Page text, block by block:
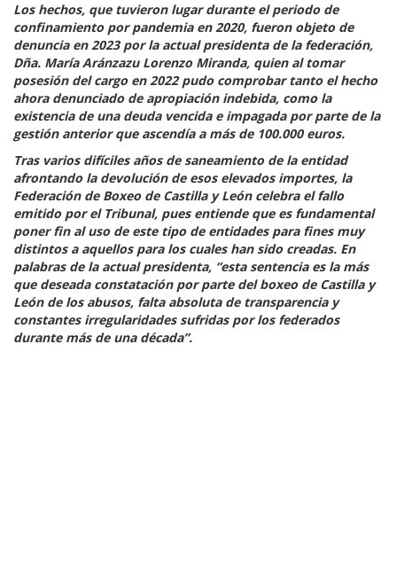
Los hechos, que tuvieron lugar durante el periodo de
confinamiento por pandemia en 2020, fueron objeto de
denuncia en 2023 por la actual presidenta de la federación,
Dña. María Aránzazu Lorenzo Miranda, quien al tomar
posesión del cargo en 2022 pudo comprobar tanto el hecho
ahora denunciado de apropiación indebida, como la
existencia de una deuda vencida e impagada por parte de la
gestión anterior que ascendía a más de 100.000 euros.
Tras varios difíciles años de saneamiento de la entidad
afrontando la devolución de esos elevados importes, la
Federación de Boxeo de Castilla y León celebra el fallo
emitido por el Tribunal, pues entiende que es fundamental
poner fin al uso de este tipo de entidades para fines muy
distintos a aquellos para los cuales han sido creadas. En
palabras de la actual presidenta, “esta sentencia es la más
que deseada constatación por parte del boxeo de Castilla y
León de los abusos, falta absoluta de transparencia y
constantes irregularidades sufridas por los federados
durante más de una década”.